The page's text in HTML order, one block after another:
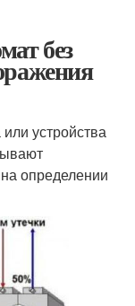
без
устройства
определении